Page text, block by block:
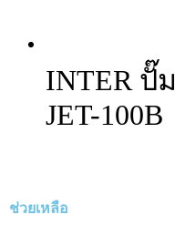
INTER ปั๊
JET-100B
ช่วยเหลือ